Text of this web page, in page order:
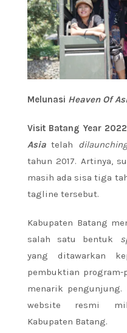
Melunasi Heaven Of
Visit Batang Year
Asia telah
tahun 2017. Artinya,
masih ada sisa tiga
tagline tersebut.
Kabupaten Batang
salah satu bentuk
yang ditawarkan
pembuktian
menarik
website resmi
Kabupaten Batang.